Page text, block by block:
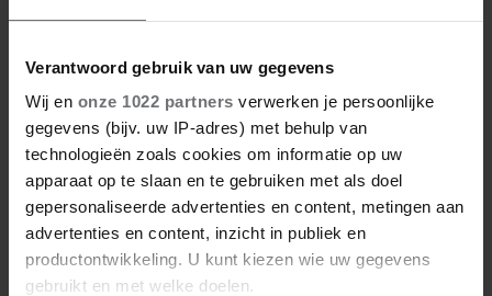
Verantwoord gebruik van uw gegevens
Wij en onze 1022 partners verwerken je persoonlijke
gegevens (bijv. uw IP-adres) met behulp van
technologieën zoals cookies om informatie op uw
apparaat op te slaan en te gebruiken met als doel
gepersonaliseerde advertenties en content, metingen aan
advertenties en content, inzicht in publiek en
productontwikkeling. U kunt kiezen wie uw gegevens
gebruikt en met welke doelen.
BIJ LATEN’